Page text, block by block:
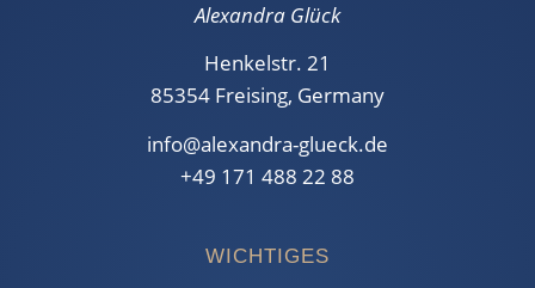
Alexandra Glück
Henkelstr. 21
85354 Freising, Germany
info@alexandra-glueck.de
+49 171 488 22 88
WICHTIGES